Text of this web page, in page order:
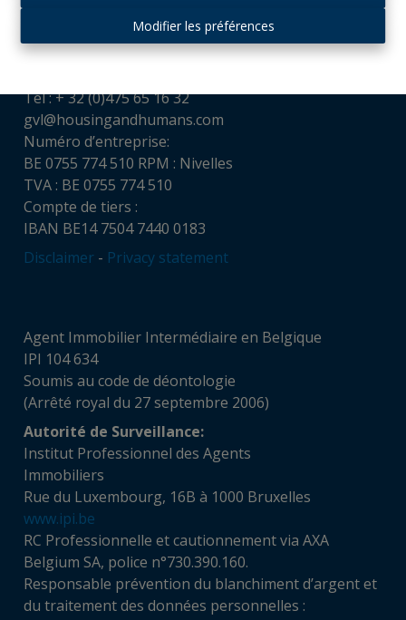
Modifier les préférences
Housing and Humans srl
Chaussée de Louvain, 521
Tél : + 32 (0)475 65 16 32
gvl@housingandhumans.com
Numéro d’entreprise:
BE 0755 774 510 RPM : Nivelles
TVA : BE 0755 774 510
Compte de tiers :
IBAN BE14 7504 7440 0183
Disclaimer - Privacy statement
Agent Immobilier Intermédiaire en Belgique
IPI 104 634
Soumis au code de déontologie
(Arrêté royal du 27 septembre 2006)
Autorité de Surveillance:
Institut Professionnel des Agents
Immobiliers
Rue du Luxembourg, 16B à 1000 Bruxelles
www.ipi.be
RC Professionnelle et cautionnement via AXA
Belgium SA, police n°730.390.160.
Responsable prévention du blanchiment d’argent et
du traitement des données personnelles :